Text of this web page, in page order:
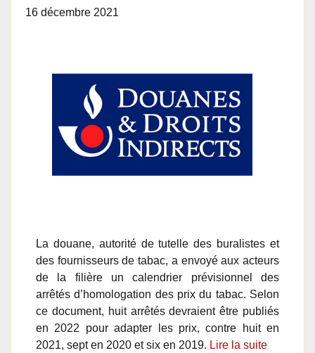
16 décembre 2021
La douane, autorité de tutelle des buralistes et
des fournisseurs de tabac, a envoyé aux acteurs
de la filière un calendrier prévisionnel des
arrêtés d’homologation des prix du tabac. Selon
ce document, huit arrêtés devraient être publiés
en 2022 pour adapter les prix, contre huit en
2021, sept en 2020 et six en 2019. Lire la suite